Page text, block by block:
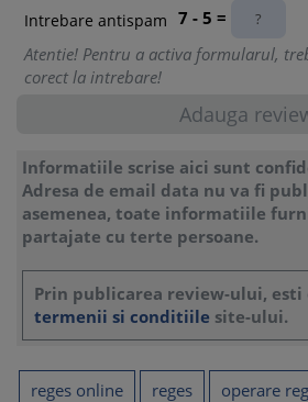
Intrebare antispam 7 - 5 =
Atentie! Pentru a activa formularul,
corect la intrebare!
Informatiile scrise aici sunt
Adresa de email data nu va fi
asemenea, toate informatiile
partajate cu terte persoane.
Prin publicarea review-ului, esti
termenii si conditiile site-ului.
reges online reges operare